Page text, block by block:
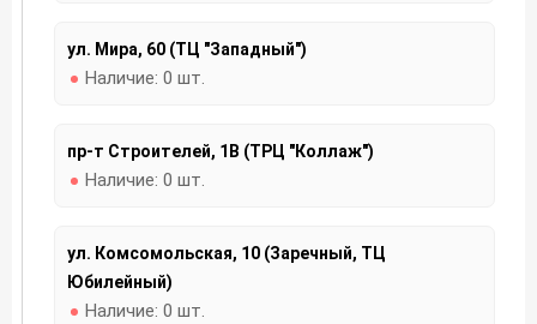
ул. Мира, 60 (ТЦ "Западный")
Наличие: 0 шт.
пр-т Строителей, 1В (ТРЦ "Коллаж")
Наличие: 0 шт.
ул. Комсомольская, 10 (Заречный, ТЦ
Юбилейный)
Наличие: 0 шт.